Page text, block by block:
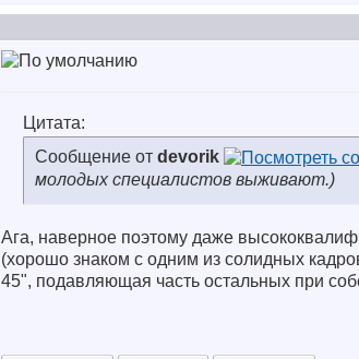
Цитата:
Сообщение от devorik
молодых специалистов выживают.)
Ага, наверное поэтому даже
(хорошо знаком с одним из солидных
45", подавляющая часть остальных при